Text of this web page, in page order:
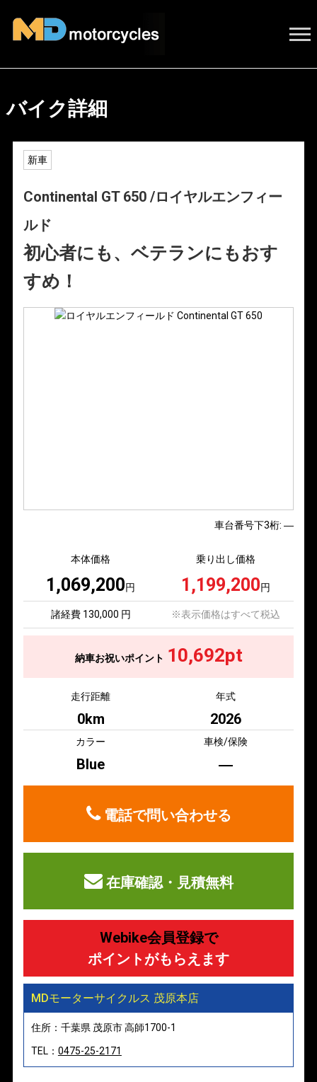
バイク詳細
新車
Continental GT 650 /ロイヤルエンフィー
ルド
初心者にも、ベテランにもおす
すめ！
車台番号下3桁:―
本体価格 乗り出し価格
1,069,200円 1,199,200円
諸経費 130,000 円 ※表示価格はすべて税込
納車お祝いポイント 10,692pt
走行距離 年式
0km 2026
カラー 車検/保険
Blue ―
電話で問い合わせる
在庫確認・見積無料
Webike会員登録で
ポイントがもらえます
MDモーターサイクルス 茂原本店
住所：千葉県 茂原市 高師1700-1
TEL： 0475-25-2171